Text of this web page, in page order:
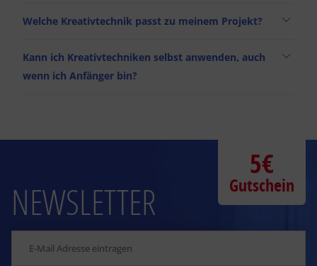
Welche Kreativtechnik passt zu meinem Projekt?
Kann ich Kreativtechniken selbst anwenden, auch
wenn ich Anfänger bin?
NEWSLETTER
5€
Gutschein